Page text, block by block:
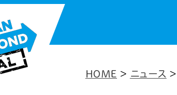
HOME > ニュース >